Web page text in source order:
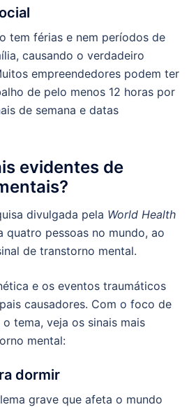
tem férias e nem períodos de
causando o verdadeiro
empreendedores podem ter
de pelo menos 12 horas por
de semana e datas
evidentes de
divulgada pela World Health
quatro pessoas no mundo, ao
de transtorno mental.
e os eventos traumáticos
causadores. Com o foco de
tema, veja os sinais mais
mental:
dormir
grave que afeta o mundo